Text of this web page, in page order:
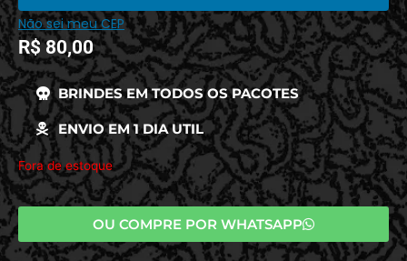
Não sei meu CEP
R$80,00
BRINDES EM TODOS OS PACOTES
ENVIO EM 1 DIA UTIL
Fora de estoque
OU COMPRE POR WHATSAPP